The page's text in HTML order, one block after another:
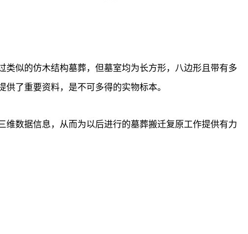
似的仿木结构墓葬，但墓室均为长方形，八边形且带有多
了重要资料，是不可多得的实物标本。
维数据信息，从而为以后进行的墓葬搬迁复原工作提供有力